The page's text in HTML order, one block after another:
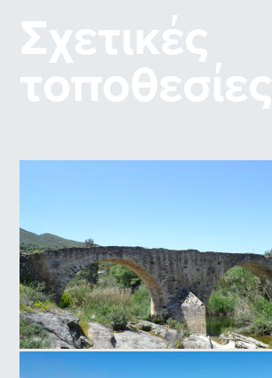
Σχετικές
τοποθεσίες
Γέφυρα Παλιοκάμαρα